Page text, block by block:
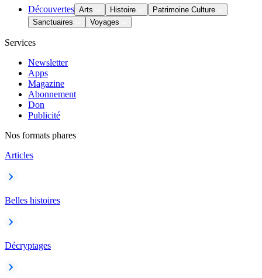
Découvertes Arts Histoire
Patrimoine Culture
Sanctuaires
Voyages
Services
Newsletter
Apps
Magazine
Abonnement
Don
Publicité
Nos formats phares
Articles
Belles histoires
Décryptages